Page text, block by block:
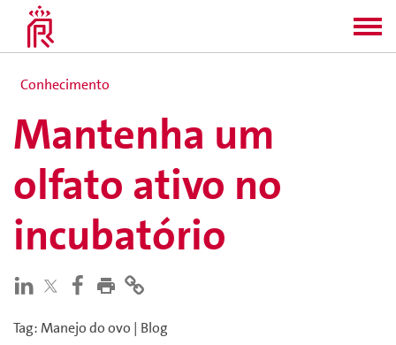
Conhecimento
Mantenha um
olfato ativo no
incubatório
Tag:Manejo do ovo | Blog